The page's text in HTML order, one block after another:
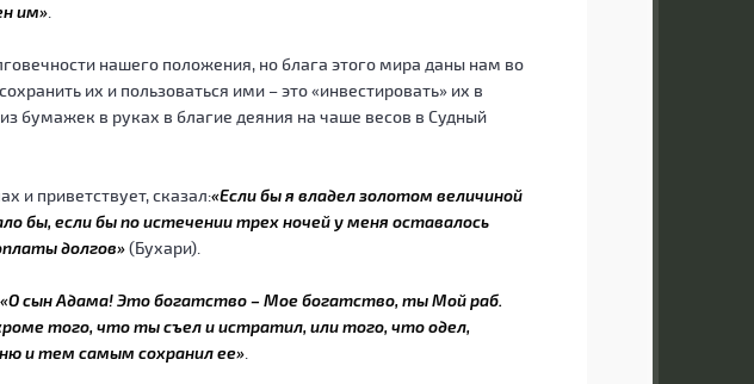
им»
нашего положения, но блага этого мира даны нам во
их и пользоваться ими – это «инвестировать» их в
бумажек в руках в благие деяния на чаше весов в Судный
и приветствует, сказал:«Если бы я владел золотом величиной
бы, если бы по истечении трех ночей у меня оставалось
долгов»(Бухари).
«О сын Адама! Это богатство – Мое богатство, ты Мой раб.
того, что ты съел и истратил, или того, что одел,
и тем самым сохранил ее»